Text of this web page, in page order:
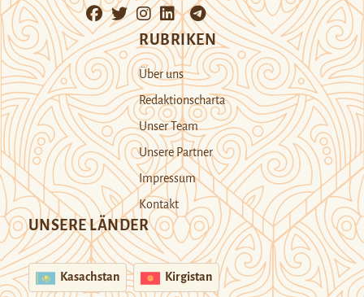
RUBRIKEN
Über uns
Redaktionscharta
Unser Team
Unsere Partner
Impressum
Kontakt
UNSERE LÄNDER
Kasachstan Kirgistan